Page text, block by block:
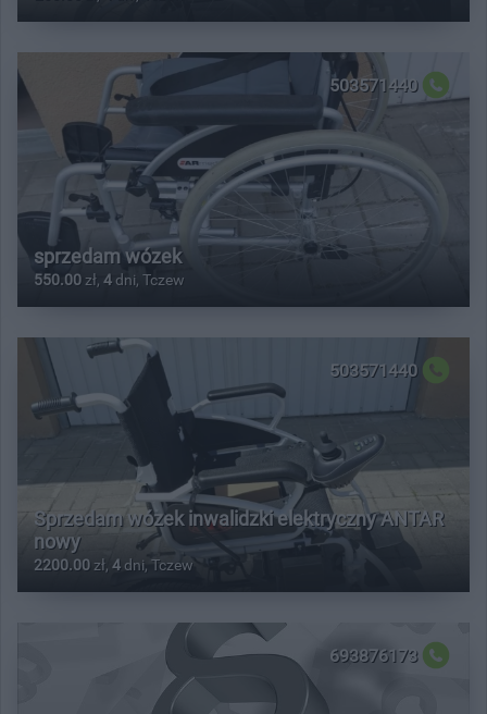
503571440
sprzedam wózek
550.00 zł, 4 dni, Tczew
503571440
Sprzedam wózek inwalidzki elektryczny ANTAR
nowy
2200.00 zł, 4 dni, Tczew
693876173